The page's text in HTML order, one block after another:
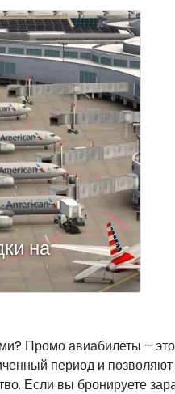
на
Промо авиабилеты –
период и позволяют
Если вы бронируете